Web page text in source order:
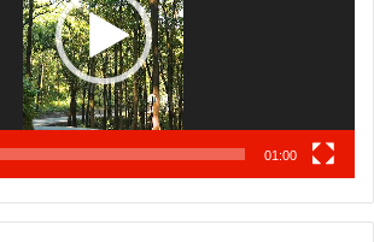
01:00